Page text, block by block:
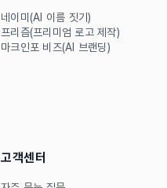
네이미(AI 이름 짓기)
프리즘(프리미엄 로고 제작)
마크인포 비즈(AI 브랜딩)
고객센터